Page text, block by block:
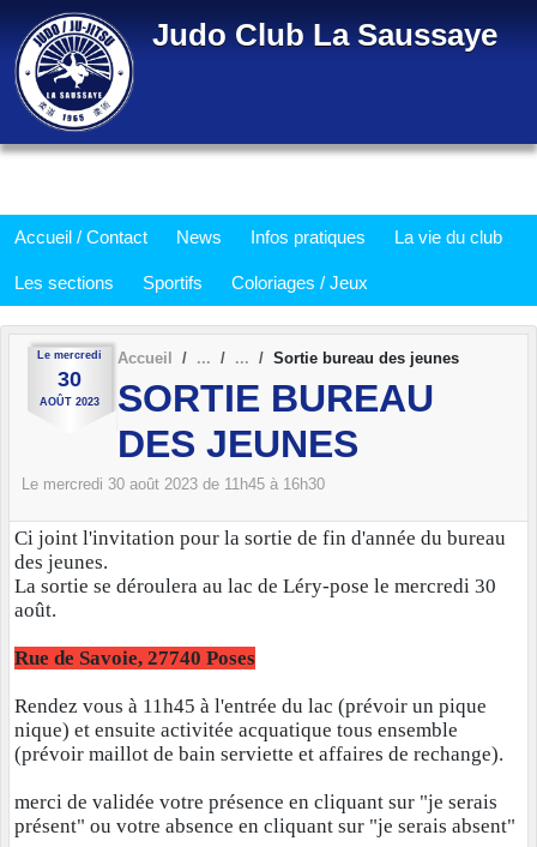
Judo Club La Saussaye
Accueil / Contact News Infos pratiques La vie du club
Les sections Sportifs Coloriages / Jeux
Le mercredi
30
AOÛT 2023
Accueil Sortie bureau des jeunes
SORTIE BUREAU
DES JEUNES
Le mercredi 30 août 2023 de 11h45 à 16h30
Ci joint l'invitation pour la sortie de fin d'année du bureau
des jeunes.
La sortie se déroulera au lac de Léry-pose le mercredi 30
août.
Rue de Savoie, 27740 Poses
Rendez vous à 11h45 à l'entrée du lac (prévoir un pique
nique) et ensuite activitée acquatique tous ensemble
(prévoir maillot de bain serviette et affaires de rechange).
merci de validée votre présence en cliquant sur "je serais
présent" ou votre absence en cliquant sur "je serais absent"
Panneau de gestion des cookies